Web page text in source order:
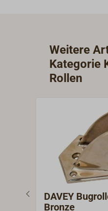
Weitere
Kategorie
Rollen
DAVEY
Bronze